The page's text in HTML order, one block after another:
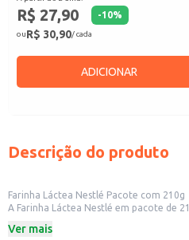
R$ 27,90 -10%
ouR$ 30,90/ cada
ADICIONAR
Descrição do produto
Farinha Láctea Nestlé Pacote com 210g
A Farinha Láctea Nestlé em pacote de
Formato prático em pacote de 210g.
Ver mais